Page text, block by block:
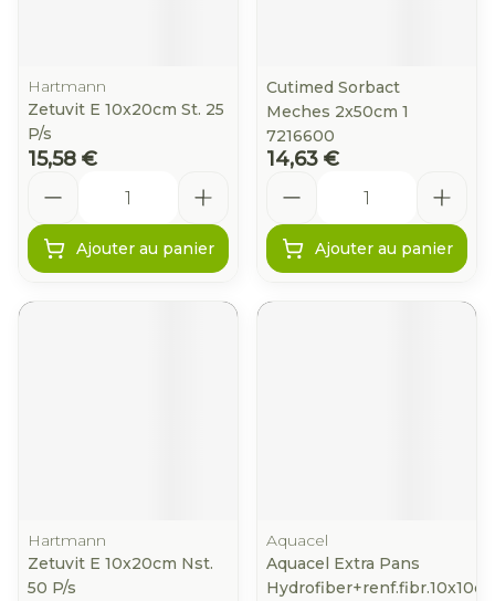
Hartmann
Zetuvit E 10x20cm St. 25
P/s
15,58 €
Ajouter au panier
Cutimed Sorbact
Meches 2x50cm 1
7216600
14,63 €
Ajouter au panier
Hartmann
Zetuvit E 10x20cm Nst.
50 P/s
Aquacel
Aquacel Extra Pans